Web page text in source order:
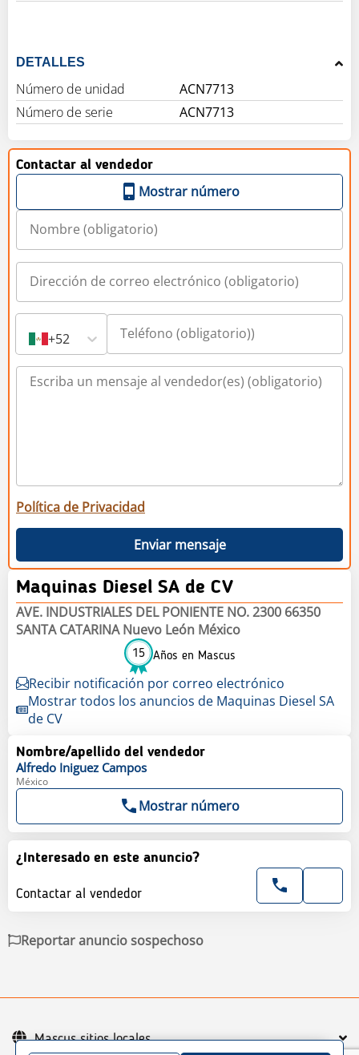
DETALLES
Número de unidad
ACN7713
Número de serie
ACN7713
Contactar al vendedor
Mostrar número
+52
Política de Privacidad
Enviar mensaje
Maquinas Diesel SA de CV
AVE. INDUSTRIALES DEL PONIENTE NO. 2300 66350
SANTA CATARINA Nuevo León México
15 Años en Mascus
Recibir notificación por correo electrónico
Mostrar todos los anuncios de Maquinas Diesel SA
de CV
Nombre/apellido del vendedor
Alfredo Iniguez Campos
México
Mostrar número
¿Interesado en este anuncio?
Contactar al vendedor
Reportar anuncio sospechoso
Mascus sitios locales